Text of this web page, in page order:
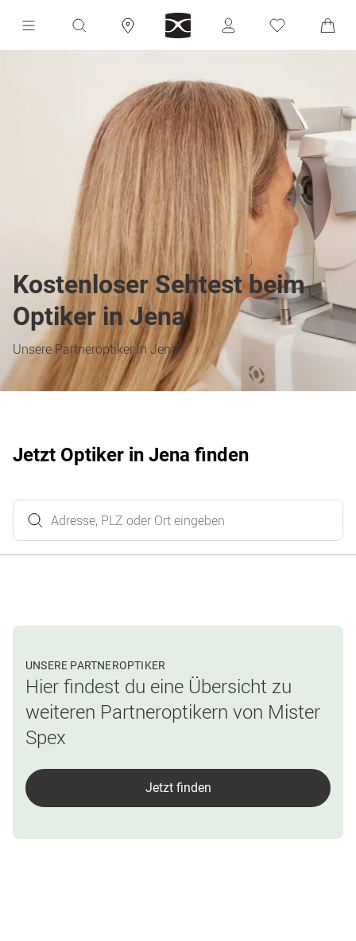
Kostenloser Sehtest beim
Optiker in Jena
Unsere Partneroptiker in Jena
Jetzt Optiker in Jena finden
UNSERE PARTNEROPTIKER
Hier findest du eine Übersicht zu
weiteren Partneroptikern von Mister
Spex
Jetzt finden